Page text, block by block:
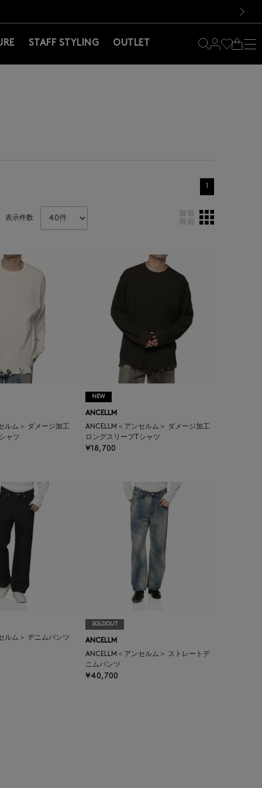
STAFF STYLING OUTLET
1
表示件数
ルム＞ ダメージ加工
ャツ
NEW
ANCELLM
ANCELLM＜アンセルム＞ ダメージ加工
ロングスリーブTシャツ
¥18,700
ルム＞ デニムパンツ
SOLDOUT
ANCELLM
ANCELLM＜アンセルム＞ ストレートデ
ニムパンツ
¥40,700